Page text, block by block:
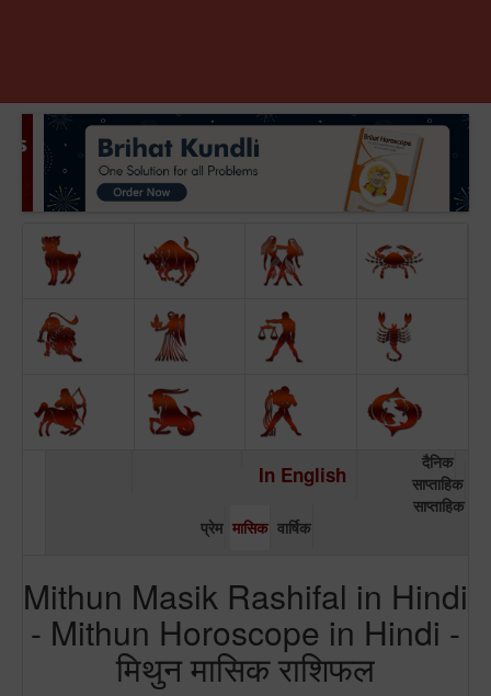
In English
दैनिक
साप्ताहिक
साप्ताहिक
प्रेम मासिक वार्षिक
Mithun Masik Rashifal in Hindi
- Mithun Horoscope in Hindi -
मिथुन मासिक राशिफल